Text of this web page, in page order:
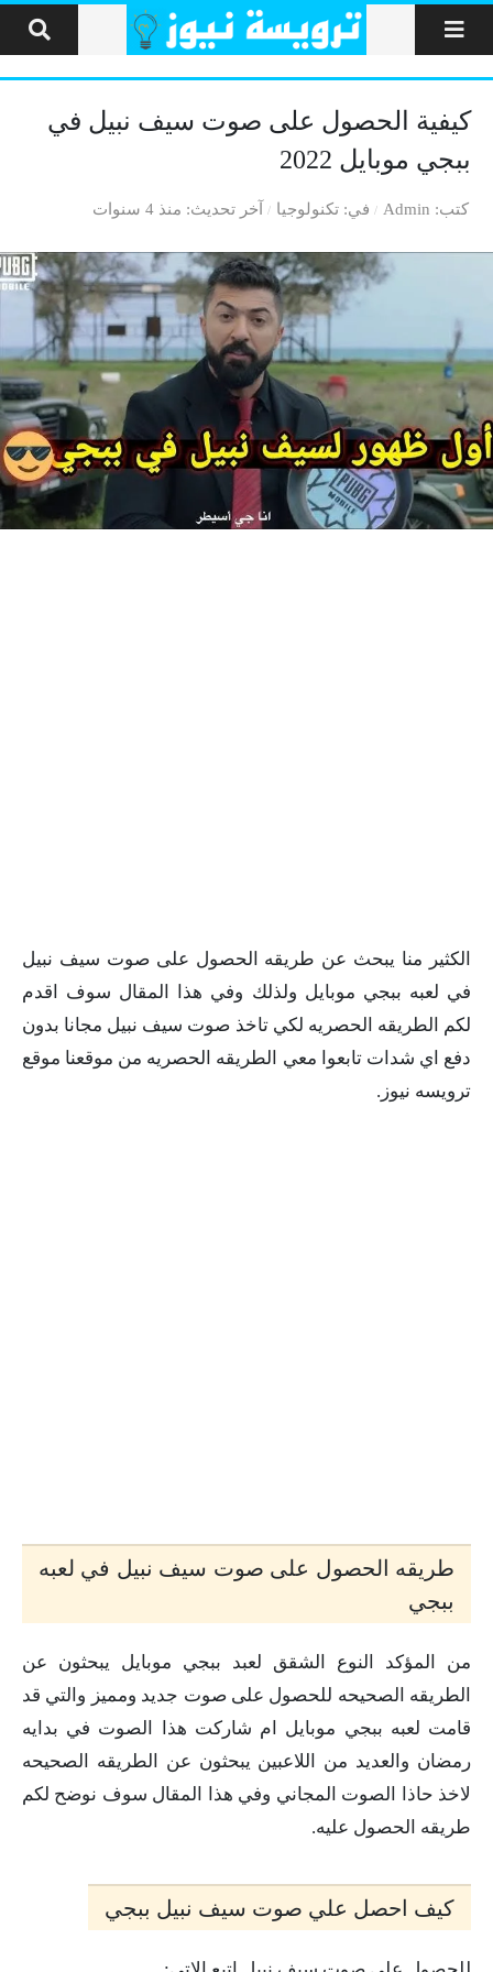
التخطي إلى المحتوى
كيفية الحصول على صوت سيف نبيل في
ببجي موبايل 2022
كتب Admin في تكنولوجيا آخر تحديث منذ 4 سنوات
الكثير منا يبحث عن طريقه الحصول على صوت سيف نبيل
في لعبه ببجي موبايل ولذلك وفي هذا المقال سوف اقدم
لكم الطريقه الحصريه لكي تاخذ صوت سيف نبيل مجانا بدون
دفع اي شدات تابعوا معي الطريقه الحصريه من موقعنا موقع
ترويسه نيوز.
طريقه الحصول على صوت سيف نبيل في لعبه
ببجي
من المؤكد النوع الشقق لعبد ببجي موبايل يبحثون عن
الطريقه الصحيحه للحصول على صوت جديد ومميز والتي قد
قامت لعبه ببجي موبايل ام شاركت هذا الصوت في بدايه
رمضان والعديد من اللاعبين يبحثون عن الطريقه الصحيحه
لاخذ حاذا الصوت المجاني وفي هذا المقال سوف نوضح لكم
طريقه الحصول عليه.
كيف احصل علي صوت سيف نبيل ببجي